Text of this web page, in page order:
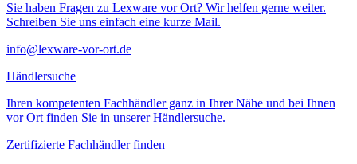
Sie haben Fragen zu Lexware vor Ort? Wir helfen gerne weiter.
Schreiben Sie uns einfach eine kurze Mail.
info@lexware-vor-ort.de
Händlersuche
Ihren kompetenten Fachhändler ganz in Ihrer Nähe und bei Ihnen
vor Ort finden Sie in unserer Händlersuche.
Zertifizierte Fachhändler finden